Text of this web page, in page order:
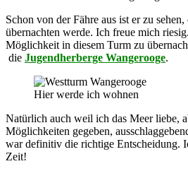
Schon von der Fähre aus ist er zu
übernachten werde. Ich freue mich
Möglichkeit in diesem Turm zu
die Jugendherberge Wangerooge.
Hier werde ich wohnen
Natürlich auch weil ich das Meer liebe,
Möglichkeiten gegeben,
war definitiv die richtige Entscheidung.
Zeit!